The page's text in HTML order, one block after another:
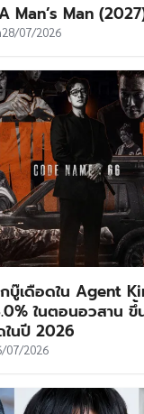
Man’s Man
28/07/2026
บู๊เดือดใน Agent
ในตอนอวสาน
นปี 2026
07/2026